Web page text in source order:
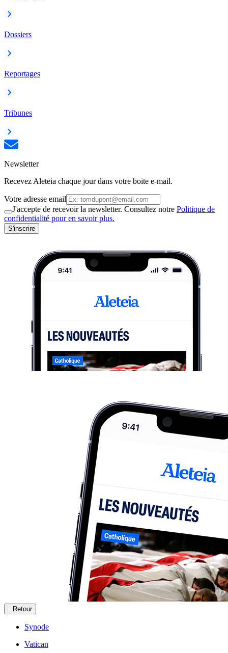
Dossiers
Reportages
Tribunes
Newsletter
Recevez Aleteia chaque jour dans votre boite e-mail.
Votre adresse email
J'accepte de recevoir la newsletter. Consultez notre Politique de
confidentialité pour en savoir plus.
S'inscrire
Retour
Synode
Vatican